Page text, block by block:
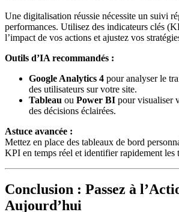
Une digitalisation réussie nécessite un suivi
performances. Utilisez des indicateurs clés
l’impact de vos actions et ajustez vos
Outils d’IA recommandés :
Google Analytics 4 pour analyser le
des utilisateurs sur votre site.
Tableau ou Power BI pour visualiser
des décisions éclairées.
Astuce avancée :
Mettez en place des tableaux de bord
KPI en temps réel et identifier rapidement les
Conclusion : Passez à
Aujourd’hui